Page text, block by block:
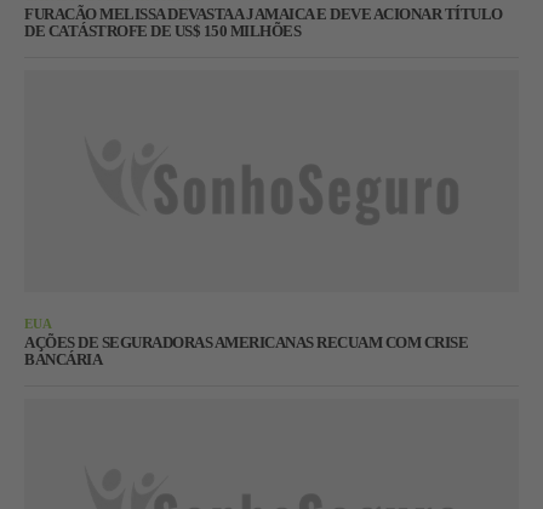
FURACÃO MELISSA DEVASTA A JAMAICA E DEVE ACIONAR TÍTULO
DE CATÁSTROFE DE US$ 150 MILHÕES
EUA
AÇÕES DE SEGURADORAS AMERICANAS RECUAM COM CRISE
BANCÁRIA